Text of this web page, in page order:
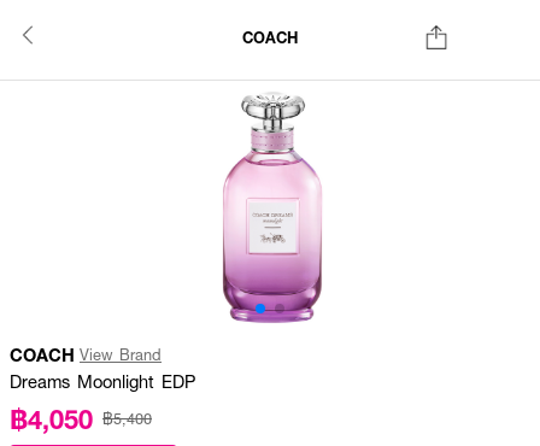
COACH
COACH View Brand
Dreams Moonlight EDP
฿4,050 ฿5,400